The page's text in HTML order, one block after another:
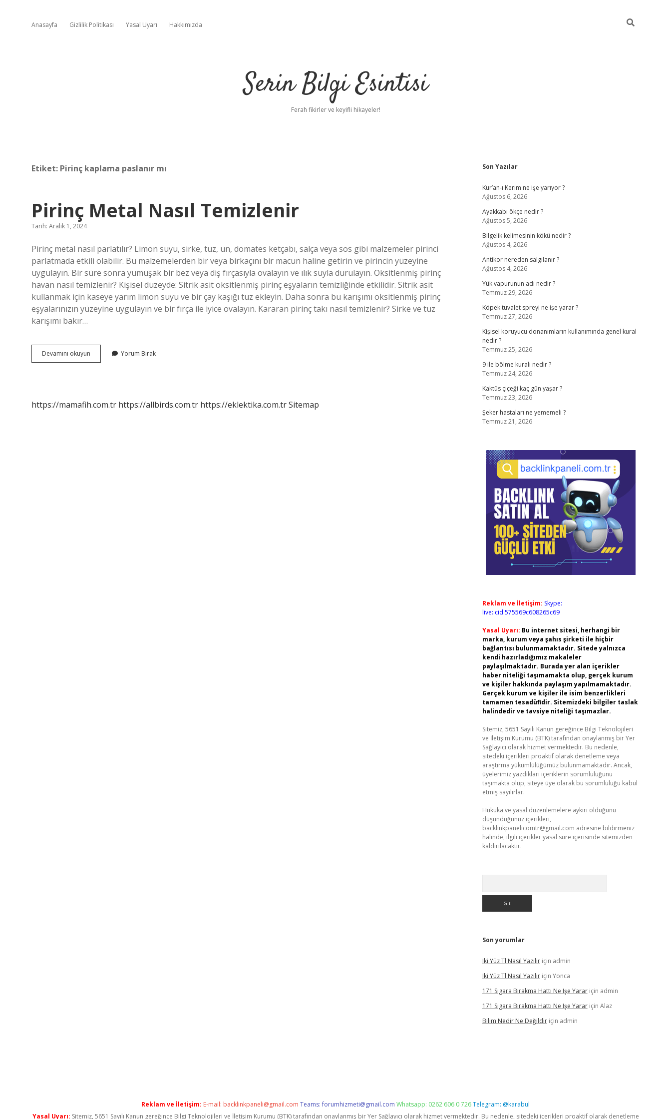
Anasayfa Gizlilik Politikası Yasal Uyarı Hakkımızda
Serin Bilgi Esintisi
Ferah fikirler ve keyifli hikayeler!
Etiket: Pirinç kaplama paslanır mı
Pirinç Metal Nasıl Temizlenir
Tarih: Aralık 1, 2024
Pirinç metal nasıl parlatılır? Limon suyu, sirke, tuz, un, domates ketçabı, salça veya sos gibi malzemeler pirinci
parlatmada etkili olabilir. Bu malzemelerden bir veya birkaçını bir macun haline getirin ve pirincin yüzeyine
uygulayın. Bir süre sonra yumuşak bir bez veya diş fırçasıyla ovalayın ve ılık suyla durulayın. Oksitlenmiş pirinç
havan nasıl temizlenir? Kişisel düzeyde: Sitrik asit oksitlenmiş pirinç eşyaların temizliğinde etkilidir. Sitrik asit
kullanmak için kaseye yarım limon suyu ve bir çay kaşığı tuz ekleyin. Daha sonra bu karışımı oksitlenmiş pirinç
eşyalarınızın yüzeyine uygulayın ve bir fırça ile iyice ovalayın. Kararan pirinç takı nasıl temizlenir? Sirke ve tuz
karışımı bakır…
Devamını okuyun
Metal
Yorum Bırak
https://mamafih.com.tr https://allbirds.com.tr https://eklektika.com.trSitemap
Sidebar
Son Yazılar
Kur’an-ı Kerim ne işe yarıyor ?
Ağustos 6, 2026
Ayakkabı ökçe nedir ?
Ağustos 5, 2026
Bilgelik kelimesinin kökü nedir ?
Ağustos 4, 2026
Antikor nereden salgılanır ?
Ağustos 4, 2026
Yük vapurunun adı nedir ?
Temmuz 29, 2026
Köpek tuvalet spreyi ne işe yarar ?
Temmuz 27, 2026
Kişisel koruyucu donanımların kullanımında genel kural
nedir ?
Temmuz 25, 2026
9 ile bölme kuralı nedir ?
Temmuz 24, 2026
Kaktüs çiçeği kaç gün yaşar ?
Temmuz 23, 2026
Şeker hastaları ne yememeli ?
Temmuz 21, 2026
Reklam ve İletişim: Skype:
live:.cid.575569c608265c69
Yasal Uyarı: Bu internet sitesi, herhangi bir
marka, kurum veya şahıs şirketi ile hiçbir
bağlantısı bulunmamaktadır. Sitede yalnızca
kendi hazırladığımız makaleler
paylaşılmaktadır. Burada yer alan içerikler
haber niteliği taşımamakta olup, gerçek kurum
ve kişiler hakkında paylaşım yapılmamaktadır.
Gerçek kurum ve kişiler ile isim benzerlikleri
tamamen tesadüfidir. Sitemizdeki bilgiler taslak
halindedir ve tavsiye niteliği taşımazlar.
Sitemiz, 5651 Sayılı Kanun gereğince Bilgi Teknolojileri
ve İletişim Kurumu (BTK) tarafından onaylanmış bir Yer
Sağlayıcı olarak hizmet vermektedir. Bu nedenle,
sitedeki içerikleri proaktif olarak denetleme veya
araştırma yükümlülüğümüz bulunmamaktadır. Ancak,
üyelerimiz yazdıkları içeriklerin sorumluluğunu
taşımakta olup, siteye üye olarak bu sorumluluğu kabul
etmiş sayılırlar.
Hukuka ve yasal düzenlemelere aykırı olduğunu
düşündüğünüz içerikleri,
backlinkpanelicomtr@gmail.com adresine bildirmeniz
halinde, ilgili içerikler yasal süre içerisinde sitemizden
kaldırılacaktır.
Son yorumlar
Iki Yüz Tl Nasıl Yazılıriçin admin
Iki Yüz Tl Nasıl Yazılıriçin Yonca
171 Sigara Bırakma Hattı Ne Işe Yarariçin admin
171 Sigara Bırakma Hattı Ne Işe Yarariçin Alaz
Bilim Nedir Ne Değildiriçin admin
Reklam ve İletişim: E-mail: backlinkpaneli@gmail.com Teams:forumhizmeti@gmail.com Whatsapp: 0262 606 0 726Telegram: @karabul
Yasal Uyarı: Sitemiz, 5651 Sayılı Kanun gereğince Bilgi Teknolojileri ve İletişim Kurumu (BTK) tarafından onaylanmış bir Yer Sağlayıcı olarak hizmet vermektedir. Bu nedenle, sitedeki içerikleri proaktif olarak denetleme